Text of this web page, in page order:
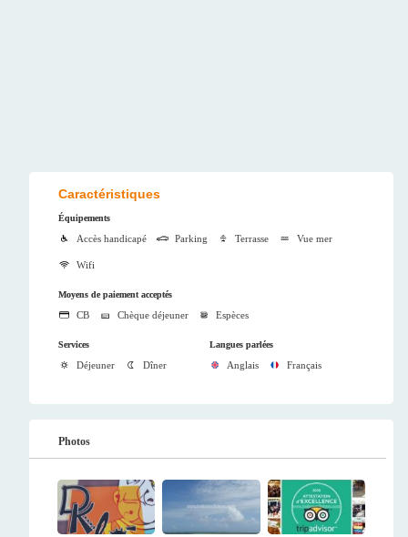
Caractéristiques
Équipements
Accès handicapé Parking Terrasse Vue mer
Wifi
Moyens de paiement acceptés
CB Chèque déjeuner Espèces
Services
Déjeuner Dîner
Langues parlées
Anglais Français
Photos